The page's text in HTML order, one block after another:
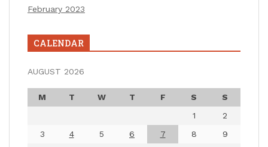
February 2023
CALENDAR
AUGUST 2026
M T W T F S
S
1
2
3
4 5 6 7 8
9